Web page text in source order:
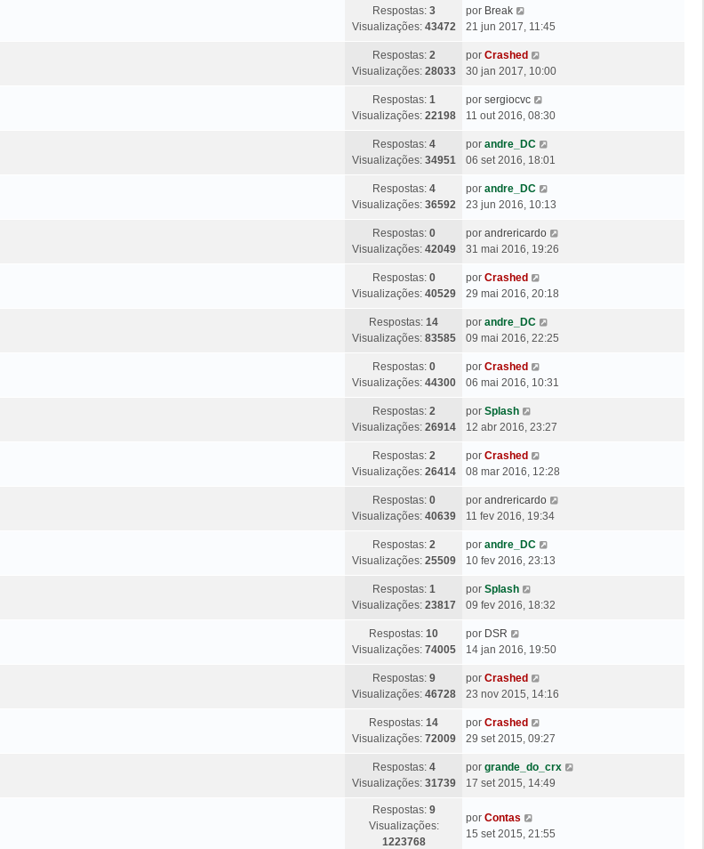
g
e
s
g
e
M
e
s
g
e
i
m
M
e
s
g
e
Respostas: 3
Visualizações: 43472
Ú
l
i
m
M
e
s
g
e
por Break
21 jun 2017, 11:45
Respostas: 2
Visualizações: 28033
Ú
l
i
m
M
e
s
g
e
por Crashed
30 jan 2017, 10:00
Respostas: 1
Visualizações: 22198
Ú
l
i
m
M
e
s
g
e
por sergiocvc
11 out 2016, 08:30
Respostas: 4
Visualizações: 34951
Ú
l
i
m
M
e
s
g
e
por andre_DC
06 set 2016, 18:01
Respostas: 4
Visualizações: 36592
Ú
l
i
m
M
e
s
g
e
por andre_DC
23 jun 2016, 10:13
Respostas: 0
Visualizações: 42049
Ú
l
i
m
M
e
s
g
e
por andrericardo
31 mai 2016, 19:26
Respostas: 0
Visualizações: 40529
Ú
l
i
m
M
e
s
g
e
por Crashed
29 mai 2016, 20:18
Respostas: 14
Visualizações: 83585
Ú
l
i
m
M
e
s
g
e
por andre_DC
09 mai 2016, 22:25
Respostas: 0
Visualizações: 44300
Ú
l
i
m
M
e
s
g
e
por Crashed
06 mai 2016, 10:31
Respostas: 2
Visualizações: 26914
Ú
l
i
m
M
e
s
g
e
por Splash
12 abr 2016, 23:27
Respostas: 2
Visualizações: 26414
Ú
l
i
m
M
e
s
g
e
por Crashed
08 mar 2016, 12:28
Respostas: 0
Visualizações: 40639
Ú
l
i
m
M
e
s
g
e
por andrericardo
11 fev 2016, 19:34
Respostas: 2
Visualizações: 25509
Ú
l
i
m
M
e
s
g
e
por andre_DC
10 fev 2016, 23:13
Respostas: 1
Visualizações: 23817
Ú
l
i
m
M
e
s
g
e
por Splash
09 fev 2016, 18:32
Respostas: 10
Visualizações: 74005
Ú
l
i
m
M
e
s
e
m
por DSR
14 jan 2016, 19:50
Respostas: 9
Visualizações: 46728
Ú
l
i
m
M
e
s
a
por Crashed
23 nov 2015, 14:16
Respostas: 14
Visualizações: 72009
Ú
l
i
m
M
e
por Crashed
29 set 2015, 09:27
Respostas: 4
Visualizações: 31739
Ú
l
i
m
por grande_do_crx
17 set 2015, 14:49
Respostas: 9
Visualizações:
1223768
Ú
l
por Contas
15 set 2015, 21:55